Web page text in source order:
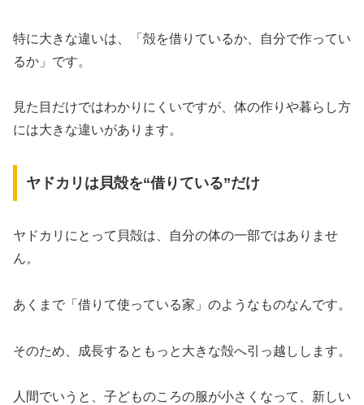
特に大きな違いは、「殻を借りているか、自分で作ってい
るか」です。
見た目だけではわかりにくいですが、体の作りや暮らし方
には大きな違いがあります。
ヤドカリは貝殻を“借りている”だけ
ヤドカリにとって貝殻は、自分の体の一部ではありませ
ん。
あくまで「借りて使っている家」のようなものなんです。
そのため、成長するともっと大きな殻へ引っ越しします。
人間でいうと、子どものころの服が小さくなって、新しい